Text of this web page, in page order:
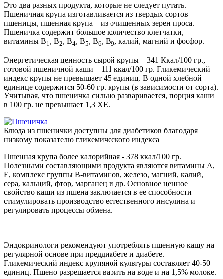
Это два разных продукта, которые не следует путать.
Пшеничная крупа изготавливается из твердых сортов
пшеницы, пшенная крупа – из очищенных зерен проса.
Пшеничка содержит большое количество клетчатки,
витамины В1, В2, В4, В5, В6, В9, калий, магний и фосфор.
Энергетическая ценность сырой крупы – 341 Ккал/100 гр.,
готовой пшеничной каши – 111 ккал/100 гр. Гликемический
индекс крупы не превышает 45 единиц. В одной хлебной
единице содержится 50-60 гр. крупы (в зависимости от сорта).
Учитывая, что пшеничка сильно разваривается, порция каши
в 100 гр. не превышает 1,3 ХЕ.
Блюда из пшенички доступны для диабетиков благодаря
низкому показателю гликемического индекса
Пшенная крупа более калорийная - 378 ккал/100 гр.
Полезными составляющими продукта являются витамины А,
Е, комплекс группы В-витаминов, железо, магний, калий,
сера, кальций, фтор, марганец и др. Основное ценное
свойство каши из пшена заключается в ее способности
стимулировать производство естественного инсулина и
регулировать процессы обмена.
Эндокринологи рекомендуют употреблять пшенную кашу на
регулярной основе при преддиабете и диабете.
Гликемический индекс крупяной культуры составляет 40-50
единиц. Пшено разрешается варить на воде и на 1,5% молоке.